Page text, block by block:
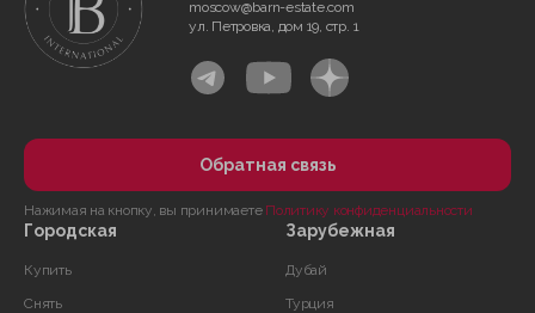
Городская
Купить
Снять
Зарубежная
Дубай
Турция
moscow@barn-estate.com
ул. Петровка, дом 19, стр. 1
Обратная связь
Нажимая на кнопку, вы принимаете Политику конфиденциальности